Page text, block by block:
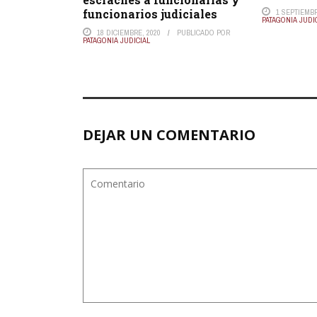
funcionarios judiciales
18 DICIEMBRE, 2020 PUBLICADO POR
PATAGONIA JUDICIAL
1
PATAGONIA
DEJAR UN COMENTARIO